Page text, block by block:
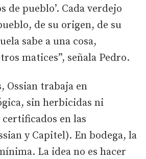
de pueblo’. Cada verdejo
de su origen, de su
sabe a una cosa,
matices”, señala Pedro.
Ossian trabaja en
sin herbicidas ni
en las
y Capitel). En bodega, la
La idea no es hacer